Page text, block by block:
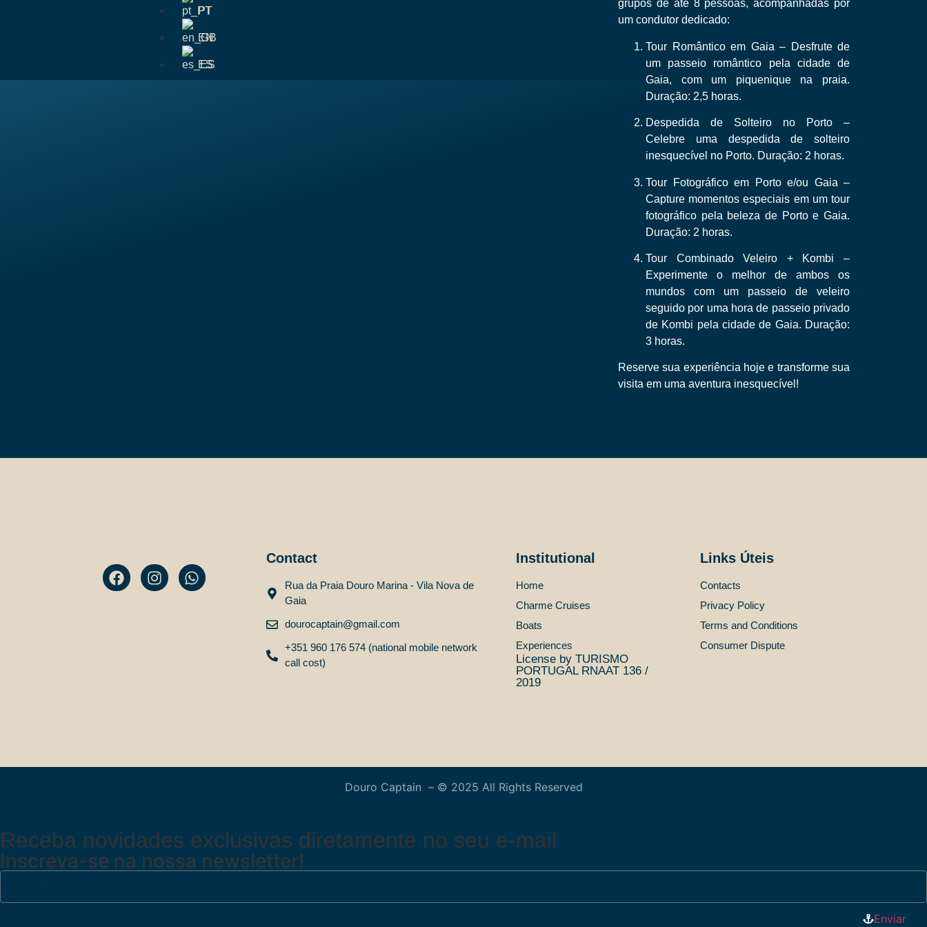
PT
EN
ES
grupos de até 8 pessoas, acompanhadas por
um condutor dedicado:
Tour Romântico em Gaia – Desfrute de
um passeio romântico pela cidade de
Gaia, com um piquenique na praia.
Duração: 2,5 horas.
Despedida de Solteiro no Porto –
Celebre uma despedida de solteiro
inesquecível no Porto. Duração: 2 horas.
Tour Fotográfico em Porto e/ou Gaia –
Capture momentos especiais em um tour
fotográfico pela beleza de Porto e Gaia.
Duração: 2 horas.
Tour Combinado Veleiro + Kombi –
Experimente o melhor de ambos os
mundos com um passeio de veleiro
seguido por uma hora de passeio privado
de Kombi pela cidade de Gaia. Duração:
3 horas.
Reserve sua experiência hoje e transforme sua
visita em uma aventura inesquecível!
Contact
Rua da Praia Douro Marina - Vila Nova de
Gaia
dourocaptain@gmail.com
+351 960 176 574 (national mobile network
call cost)
Institutional
Home
Charme Cruises
Boats
Experiences
License by TURISMO
PORTUGAL RNAAT 136 /
2019
Links Úteis
Contacts
Privacy Policy
Terms and Conditions
Consumer Dispute
Douro Captain – © 2025 All Rights Reserved
Receba novidades exclusivas diretamente no seu e-mail
Inscreva-se na nossa newsletter!
Enviar